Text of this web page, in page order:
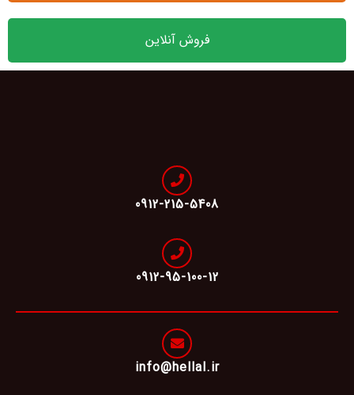
فروش آنلاین
0912-215-5408
0912-95-100-12
info@hellal.ir